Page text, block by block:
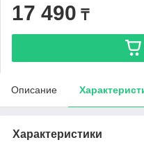
17 490 ₸
Описание
Характеристики